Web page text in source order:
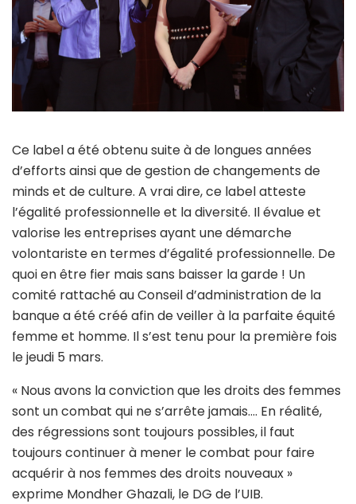
Ce label a été obtenu suite à de longues années
d’efforts ainsi que de gestion de changements de
minds et de culture. A vrai dire, ce label atteste
l’égalité professionnelle et la diversité. Il évalue et
valorise les entreprises ayant une démarche
volontariste en termes d’égalité professionnelle. De
quoi en être fier mais sans baisser la garde ! Un
comité rattaché au Conseil d’administration de la
banque a été créé afin de veiller à la parfaite équité
femme et homme. Il s’est tenu pour la première fois
le jeudi 5 mars.
« Nous avons la conviction que les droits des femmes
sont un combat qui ne s’arrête jamais…. En réalité,
des régressions sont toujours possibles, il faut
toujours continuer à mener le combat pour faire
acquérir à nos femmes des droits nouveaux »
exprime Mondher Ghazali, le DG de l’UIB.